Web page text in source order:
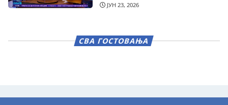
ЈУН 23, 2026
СВА ГОСТОВАЊА